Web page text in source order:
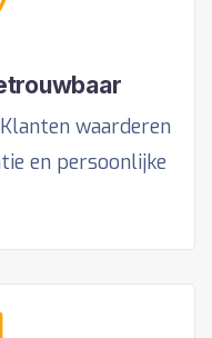
waarderen
en persoonlijke